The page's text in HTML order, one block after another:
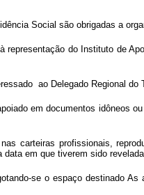
Social são obrigadas a
representação do Instituto de
ao Delegado Regional
em documentos idôneos
carteiras profissionais,
em que tiverem sido
se o espaço destinado